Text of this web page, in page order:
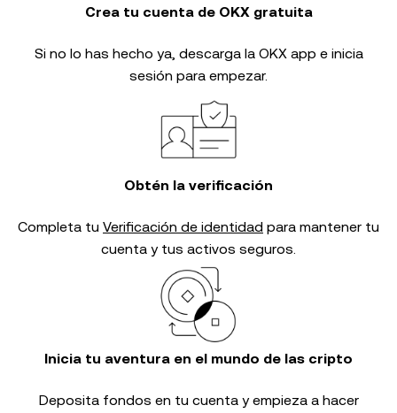
Crea tu cuenta de OKX gratuita
Si no lo has hecho ya, descarga la OKX app e inicia
sesión para empezar.
Obtén la verificación
Completa tu Verificación de identidad para mantener tu
cuenta y tus activos seguros.
Inicia tu aventura en el mundo de las cripto
Deposita fondos en tu cuenta y empieza a hacer